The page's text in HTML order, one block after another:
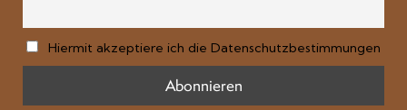
Hiermit akzeptiere ich die Datenschutzbestimmungen